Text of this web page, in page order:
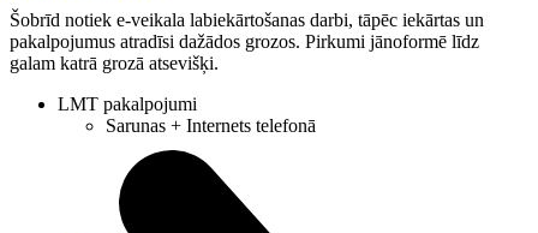
Šobrīd notiek e-veikala labiekārtošanas darbi, tāpēc iekārtas un
pakalpojumus atradīsi dažādos grozos. Pirkumi jānoformē līdz
galam katrā grozā atsevišķi.
LMT pakalpojumi
Sarunas + Internets telefonā